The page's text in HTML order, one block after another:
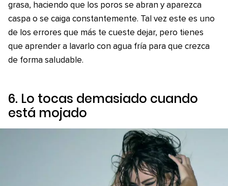
grasa, haciendo que los poros se abran y aparezca
caspa o se caiga constantemente. Tal vez este es uno
de los errores que más te cueste dejar, pero tienes
que aprender a lavarlo con agua fría para que crezca
de forma saludable.
6. Lo tocas demasiado cuando
está mojado